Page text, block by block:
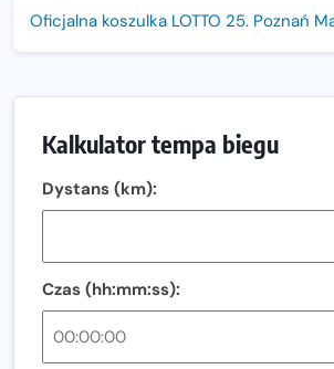
Oficjalna koszulka LOTTO 25. Poznań
Ostatnie wolne miejsca na
Fabrykanta. Organizatorzy odkrywają
Złota Seria 42 rośnie. Coraz więcej
wybiera wyzwanie trzech największych
Polsce
Kalkulator tempa biegu
Dystans (km):
Czas (hh:mm:ss):